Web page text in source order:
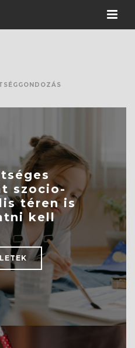
szocio-
téren is
kell